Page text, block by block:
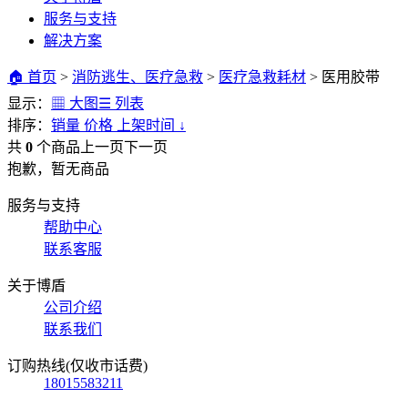
服务与支持
解决方案
🏠 首页 > 消防逃生、医疗急救 > 医疗急救耗材 > 医用胶带
显示：
▦ 大图 ☰ 列表
排序： 销量 价格 上架时间 ↓
共 0 个商品 上一页下一页
抱歉，暂无商品
服务与支持
帮助中心
联系客服
关于博盾
公司介绍
联系我们
订购热线(仅收市话费)
18015583211